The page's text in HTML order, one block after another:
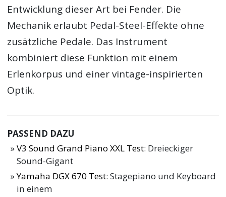
Entwicklung dieser Art bei Fender. Die
Mechanik erlaubt Pedal-Steel-Effekte ohne
zusätzliche Pedale. Das Instrument
kombiniert diese Funktion mit einem
Erlenkorpus und einer vintage-inspirierten
Optik.
PASSEND DAZU
V3 Sound Grand Piano XXL Test: Dreieckiger
Sound-Gigant
Yamaha DGX 670 Test: Stagepiano und Keyboard
in einem